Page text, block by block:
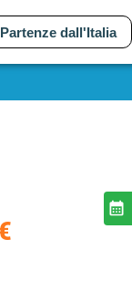
Partenze dall'Italia